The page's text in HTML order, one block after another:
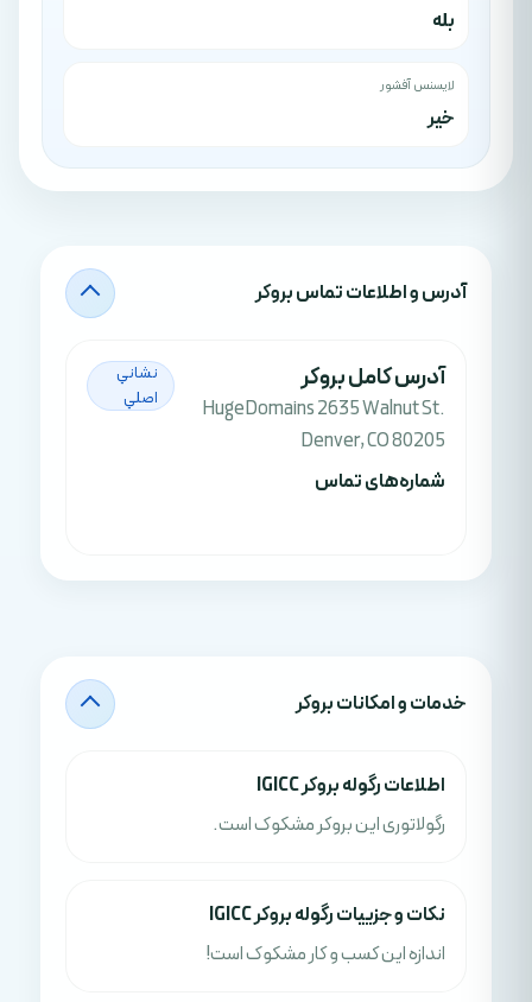
بله
لایسنس آفشور
خیر
آدرس‌ و اطلاعات تماس بروکر
آدرس کامل بروکر
HugeDomains 2635 Walnut St.
Denver, CO 80205
نشاني
اصلي
شماره‌های تماس
خدمات و امکانات بروکر
اطلاعات رگوله بروکر IGICC
رگولاتوری این بروکر مشکوک است.
نکات و جزييات رگوله بروکر IGICC
اندازه این کسب و کار مشکوک است!